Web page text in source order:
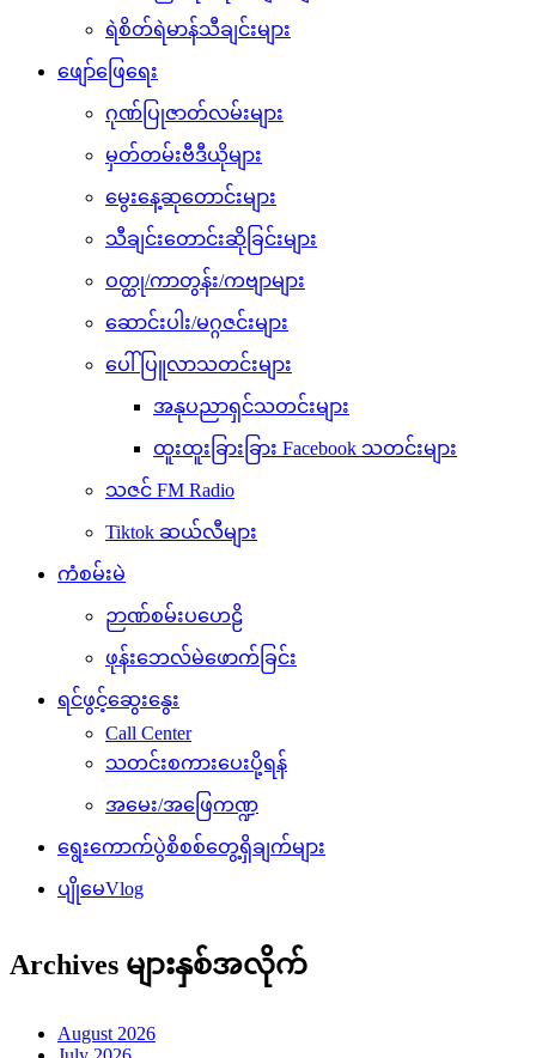
ရဲစိတ်ရဲမာန်သီချင်းများ
ဖျော်ဖြေရေး
ဂုဏ်ပြုဇာတ်လမ်းများ
မှတ်တမ်းဗီဒီယိုများ
မွေးနေ့ဆုတောင်းများ
သီချင်းတောင်းဆိုခြင်းများ
ဝတ္ထု/ကာတွန်း/ကဗျာများ
ဆောင်းပါး/မဂ္ဂဇင်းများ
ပေါ်ပြူလာသတင်းများ
အနုပညာရှင်သတင်းများ
ထူးထူးခြားခြား Facebook သတင်းများ
သဇင် FM Radio
Tiktok ဆယ်လီများ
ကံစမ်းမဲ
ဉာဏ်စမ်းပဟေဠိ
ဖုန်းဘေလ်မဲဖောက်ခြင်း
ရင်ဖွင့်ဆွေးနွေး
Call Center
သတင်းစကားပေးပို့ရန်
အမေး/အဖြေကဏ္ဍ
ရွေးကောက်ပွဲစိစစ်တွေ့ရှိချက်များ
ပျိုမေVlog
Archives များနှစ်အလိုက်
August 2026